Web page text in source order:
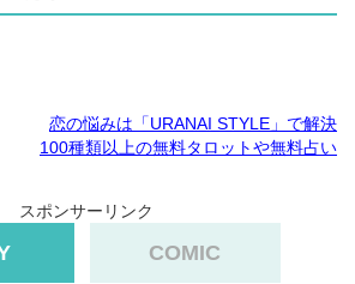
恋の悩みは「URANAI STYLE」で解決
100種類以上の無料タロットや無料占い
スポンサーリンク
COMIC